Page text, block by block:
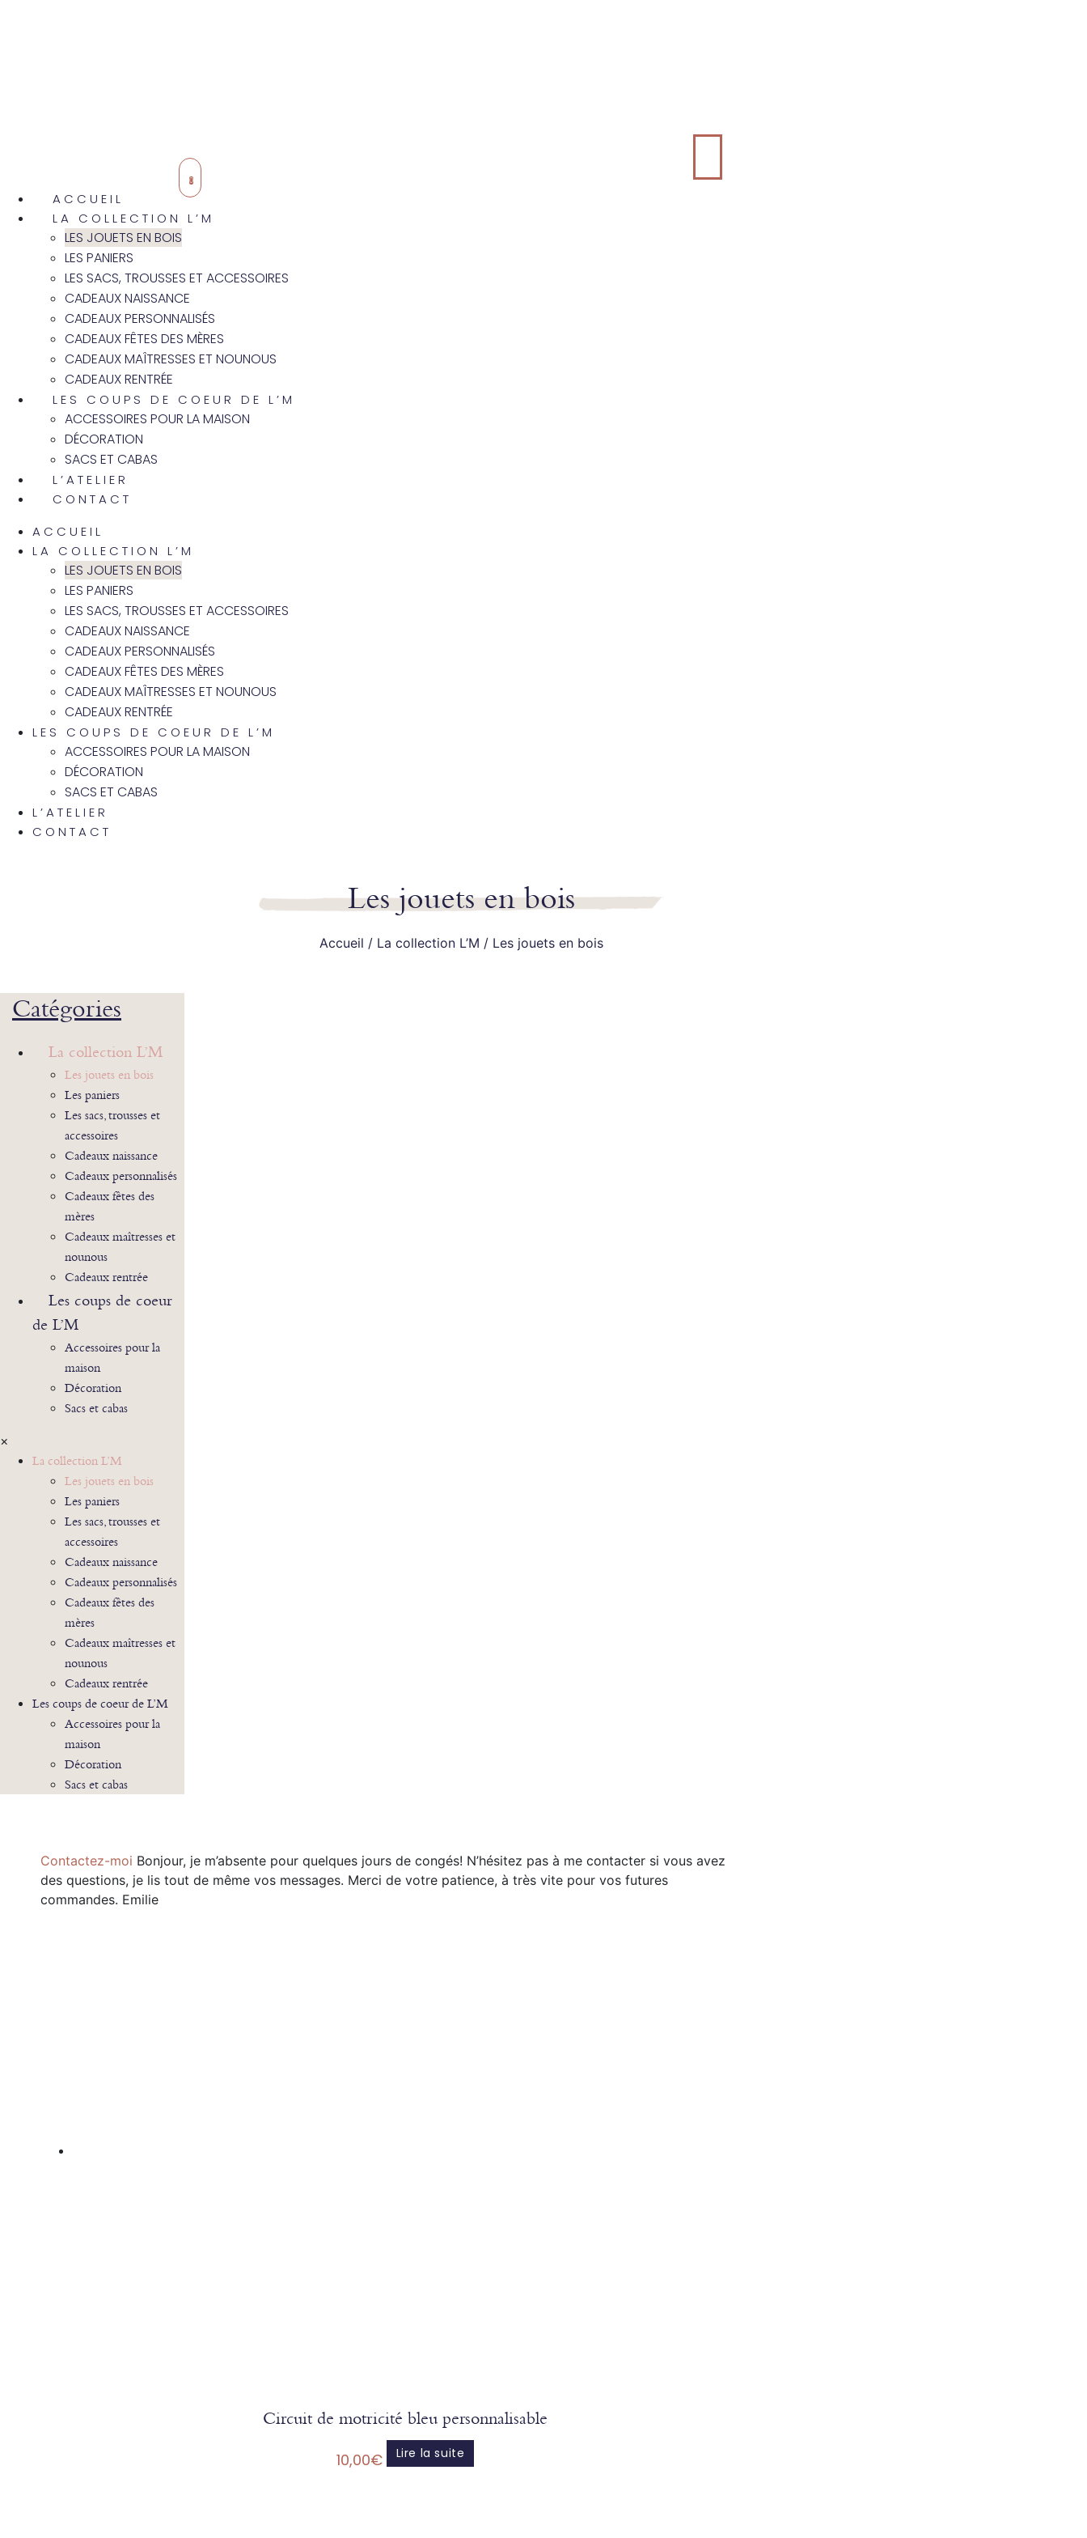
0
ACCUEIL
LA COLLECTION L’M
LES JOUETS EN BOIS
LES PANIERS
LES SACS, TROUSSES ET ACCESSOIRES
CADEAUX NAISSANCE
CADEAUX PERSONNALISÉS
CADEAUX FÊTES DES MÈRES
CADEAUX MAÎTRESSES ET NOUNOUS
CADEAUX RENTRÉE
LES COUPS DE COEUR DE L’M
ACCESSOIRES POUR LA MAISON
DÉCORATION
SACS ET CABAS
L’ATELIER
CONTACT
ACCUEIL
LA COLLECTION L’M
LES JOUETS EN BOIS
LES PANIERS
LES SACS, TROUSSES ET ACCESSOIRES
CADEAUX NAISSANCE
CADEAUX PERSONNALISÉS
CADEAUX FÊTES DES MÈRES
CADEAUX MAÎTRESSES ET NOUNOUS
CADEAUX RENTRÉE
LES COUPS DE COEUR DE L’M
ACCESSOIRES POUR LA MAISON
DÉCORATION
SACS ET CABAS
L’ATELIER
CONTACT
Les jouets en bois
Accueil / La collection L’M / Les jouets en bois
Catégories
La collection L’M
Les jouets en bois
Les paniers
Les sacs, trousses et
accessoires
Cadeaux naissance
Cadeaux personnalisés
Cadeaux fêtes des
mères
Cadeaux maîtresses et
nounous
Cadeaux rentrée
Les coups de coeur
de L’M
Accessoires pour la
maison
Décoration
Sacs et cabas
×
La collection L’M
Les jouets en bois
Les paniers
Les sacs, trousses et
accessoires
Cadeaux naissance
Cadeaux personnalisés
Cadeaux fêtes des
mères
Cadeaux maîtresses et
nounous
Cadeaux rentrée
Les coups de coeur de L’M
Accessoires pour la
maison
Décoration
Sacs et cabas
Contactez-moi Bonjour, je m’absente pour quelques jours de congés! N’hésitez pas à me contacter si vous avez
des questions, je lis tout de même vos messages. Merci de votre patience, à très vite pour vos futures
commandes. Emilie
Circuit de motricité bleu personnalisable
10,00€ Lire la suite